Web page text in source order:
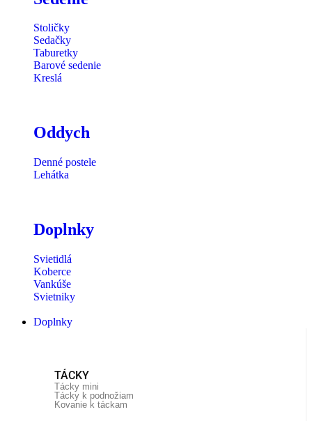
Stoličky
Sedačky
Taburetky
Barové sedenie
Kreslá
Oddych
Denné postele
Lehátka
Doplnky
Svietidlá
Koberce
Vankúše
Svietniky
Doplnky
TÁCKY
Tácky mini
Tácky k podnožiam
Kovanie k táckam